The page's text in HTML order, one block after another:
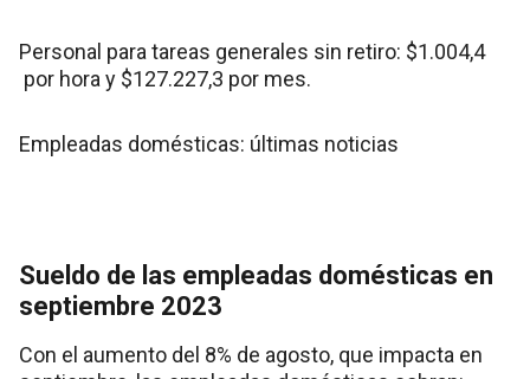
Personal para tareas generales sin retiro: $1.004,4
por hora y $127.227,3 por mes.
Empleadas domésticas: últimas noticias
Sueldo de las empleadas domésticas en
septiembre 2023
Con el aumento del 8% de agosto, que impacta en